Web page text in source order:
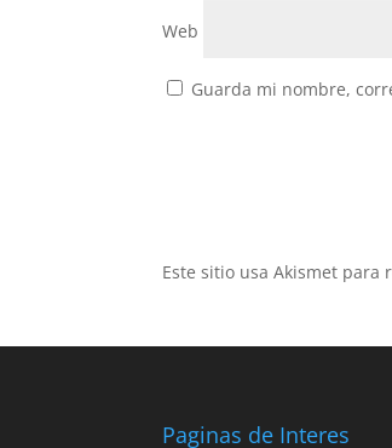
Web
Guarda mi nombre,
Este sitio usa Akismet
Paginas de Interes